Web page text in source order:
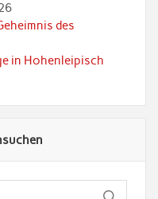
des
in Hohenleipisch